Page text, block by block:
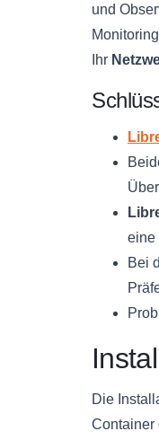
und
Ihr
eine
Bei
Die
Container